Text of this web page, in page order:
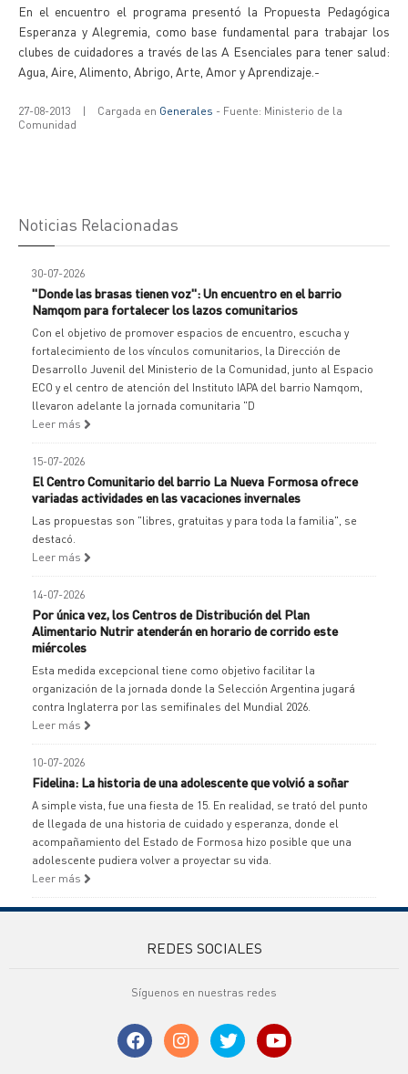
En el encuentro el programa presentó la Propuesta Pedagógica
Esperanza y Alegremia, como base fundamental para trabajar los
clubes de cuidadores a través de las A Esenciales para tener salud:
Agua, Aire, Alimento, Abrigo, Arte, Amor y Aprendizaje.-
27-08-2013 | Cargada en Generales - Fuente: Ministerio de la
Comunidad
Noticias Relacionadas
30-07-2026
"Donde las brasas tienen voz": Un encuentro en el barrio
Namqom para fortalecer los lazos comunitarios
Con el objetivo de promover espacios de encuentro, escucha y
fortalecimiento de los vínculos comunitarios, la Dirección de
Desarrollo Juvenil del Ministerio de la Comunidad, junto al Espacio
ECO y el centro de atención del Instituto IAPA del barrio Namqom,
llevaron adelante la jornada comunitaria "D
Leer más
15-07-2026
El Centro Comunitario del barrio La Nueva Formosa ofrece
variadas actividades en las vacaciones invernales
Las propuestas son "libres, gratuitas y para toda la familia", se
destacó.
Leer más
14-07-2026
Por única vez, los Centros de Distribución del Plan
Alimentario Nutrir atenderán en horario de corrido este
miércoles
Esta medida excepcional tiene como objetivo facilitar la
organización de la jornada donde la Selección Argentina jugará
contra Inglaterra por las semifinales del Mundial 2026.
Leer más
10-07-2026
Fidelina: La historia de una adolescente que volvió a soñar
A simple vista, fue una fiesta de 15. En realidad, se trató del punto
de llegada de una historia de cuidado y esperanza, donde el
acompañamiento del Estado de Formosa hizo posible que una
adolescente pudiera volver a proyectar su vida.
Leer más
REDES SOCIALES
Síguenos en nuestras redes